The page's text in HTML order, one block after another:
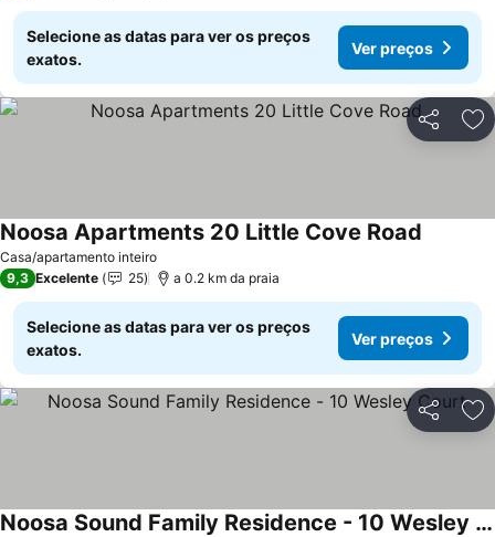
Selecione as datas para ver os preços
exatos.
Ver preços
Partilhar
Casa/apartamento inteiro
Noosa Apartments 20 Little Cove Road
9,3 Excelente 25 a 0.2 km da praia
Selecione as datas para ver os preços
exatos.
Ver preços
Partilhar
Noosa Sound Family Residence - 10 Wesley Court